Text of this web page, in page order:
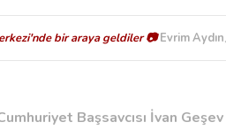
bir araya geldiler 📷Evrim Aydın
Başsavcısı İvan